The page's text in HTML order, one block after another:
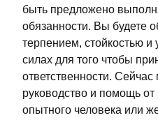
быть предложено
обязанности. Вы будете
терпением, стойкостью и
силах для того чтобы
ответственности.
руководство и помощь
опытного человека или